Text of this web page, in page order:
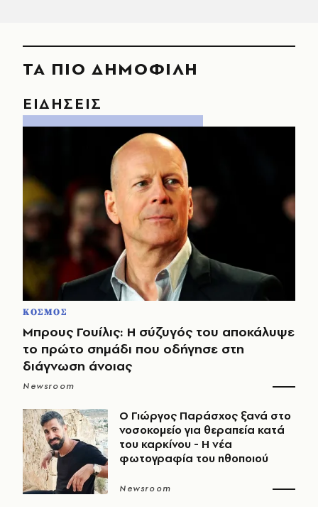
ΤΑ ΠΙΟ ΔΗΜΟΦΙΛΗ
ΕΙΔΗΣΕΙΣ
ΚΟΣΜΟΣ
Μπρους Γουίλις: Η σύζυγός του αποκάλυψε
το πρώτο σημάδι που οδήγησε στη
διάγνωση άνοιας
Newsroom
O Γιώργος Παράσχος ξανά στο
νοσοκομείο για θεραπεία κατά
του καρκίνου - Η νέα
φωτογραφία του ηθοποιού
Newsroom